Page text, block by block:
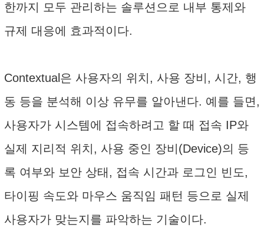
한까지 모두 관리하는 솔루션으로 내부 통제와
규제 대응에 효과적이다.
Contextual은 사용자의 위치, 사용 장비, 시간, 행
동 등을 분석해 이상 유무를 알아낸다. 예를 들면,
사용자가 시스템에 접속하려고 할 때 접속 IP와
실제 지리적 위치, 사용 중인 장비(Device)의 등
록 여부와 보안 상태, 접속 시간과 로그인 빈도,
타이핑 속도와 마우스 움직임 패턴 등으로 실제
사용자가 맞는지를 파악하는 기술이다.